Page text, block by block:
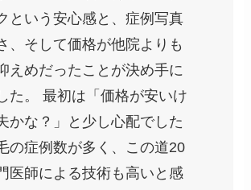
という安心感と、症例写真
、そして価格が他院よりも
えめだったことが決め手に
た。 最初は「価格が安いけ
かな？」と少し心配でした
の症例数が多く、この道20
医師による技術も高いと感